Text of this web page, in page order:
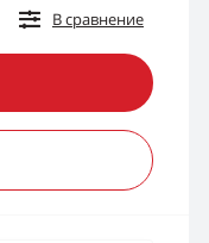
В сравнение